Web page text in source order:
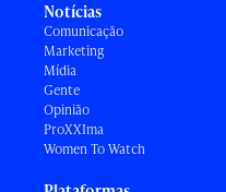
Notícias
Comunicação
Marketing
Mídia
Gente
Opinião
ProXXIma
Women To Watch